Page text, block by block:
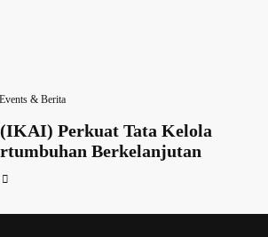
Events & Berita
Perkuat Tata Kelola
Berkelanjutan